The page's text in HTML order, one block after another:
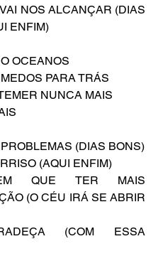
NOS ALCANÇAR (DIAS
ENFIM)
OCEANOS
PARA TRÁS
NUNCA MAIS
(DIAS BONS)
(AQUI ENFIM)
QUE TER MAIS
(O CÉU IRÁ SE ABRIR
(COM ESSA